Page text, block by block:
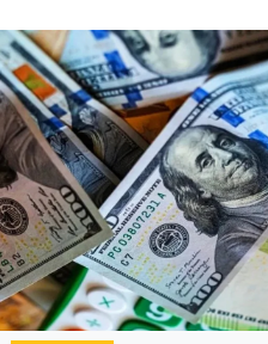
SPOR
MAGAZİN
ESKİŞEHİRSPOR